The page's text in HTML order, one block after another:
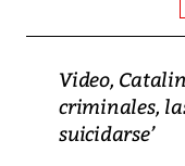
Video,
criminales,
suicidarse’